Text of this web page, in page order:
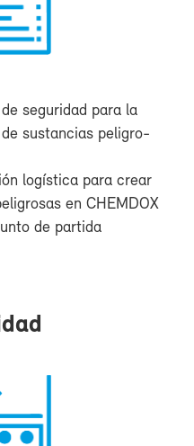
se­gu­ri­dad pa­ra la
sus­tan­cias pe­li­gro­
lo­gís­ti­ca pa­ra crear
en CHEM­DOX
de par­ti­da